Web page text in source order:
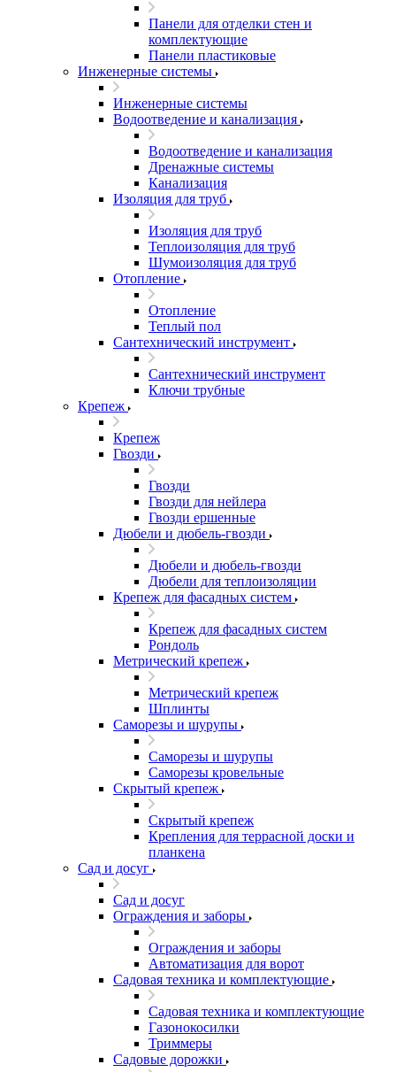
Панели для отделки стен и
комплектующие
Панели пластиковые
Инженерные системы
Инженерные системы
Водоотведение и канализация
Водоотведение и канализация
Дренажные системы
Канализация
Изоляция для труб
Изоляция для труб
Теплоизоляция для труб
Шумоизоляция для труб
Отопление
Отопление
Теплый пол
Сантехнический инструмент
Сантехнический инструмент
Ключи трубные
Крепеж
Крепеж
Гвозди
Гвозди
Гвозди для нейлера
Гвозди ершенные
Дюбели и дюбель-гвозди
Дюбели и дюбель-гвозди
Дюбели для теплоизоляции
Крепеж для фасадных систем
Крепеж для фасадных систем
Рондоль
Метрический крепеж
Метрический крепеж
Шплинты
Саморезы и шурупы
Саморезы и шурупы
Саморезы кровельные
Скрытый крепеж
Скрытый крепеж
Крепления для террасной доски и
планкена
Сад и досуг
Сад и досуг
Ограждения и заборы
Ограждения и заборы
Автоматизация для ворот
Садовая техника и комплектующие
Садовая техника и комплектующие
Газонокосилки
Триммеры
Садовые дорожки